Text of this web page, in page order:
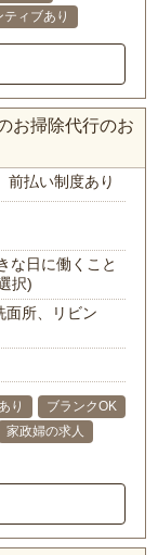
ティブあり
お掃除代行のお
前払い制度あり
な日に働くこと
択)
面所、リビン
り
ブランクOK
家政婦の求人